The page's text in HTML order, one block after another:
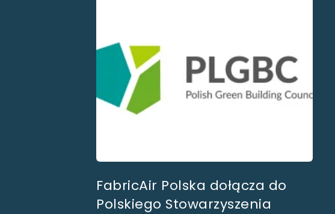
FabricAir Polska dołącza do
Polskiego Stowarzyszenia